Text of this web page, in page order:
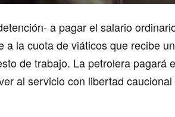
a pagar el salario
la cuota de viáticos que recibe
de trabajo. La petrolera pagará
al servicio con libertad